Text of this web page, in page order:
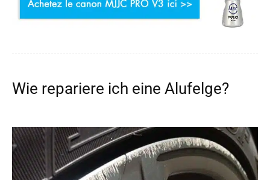
Wie repariere ich eine Alufelge?